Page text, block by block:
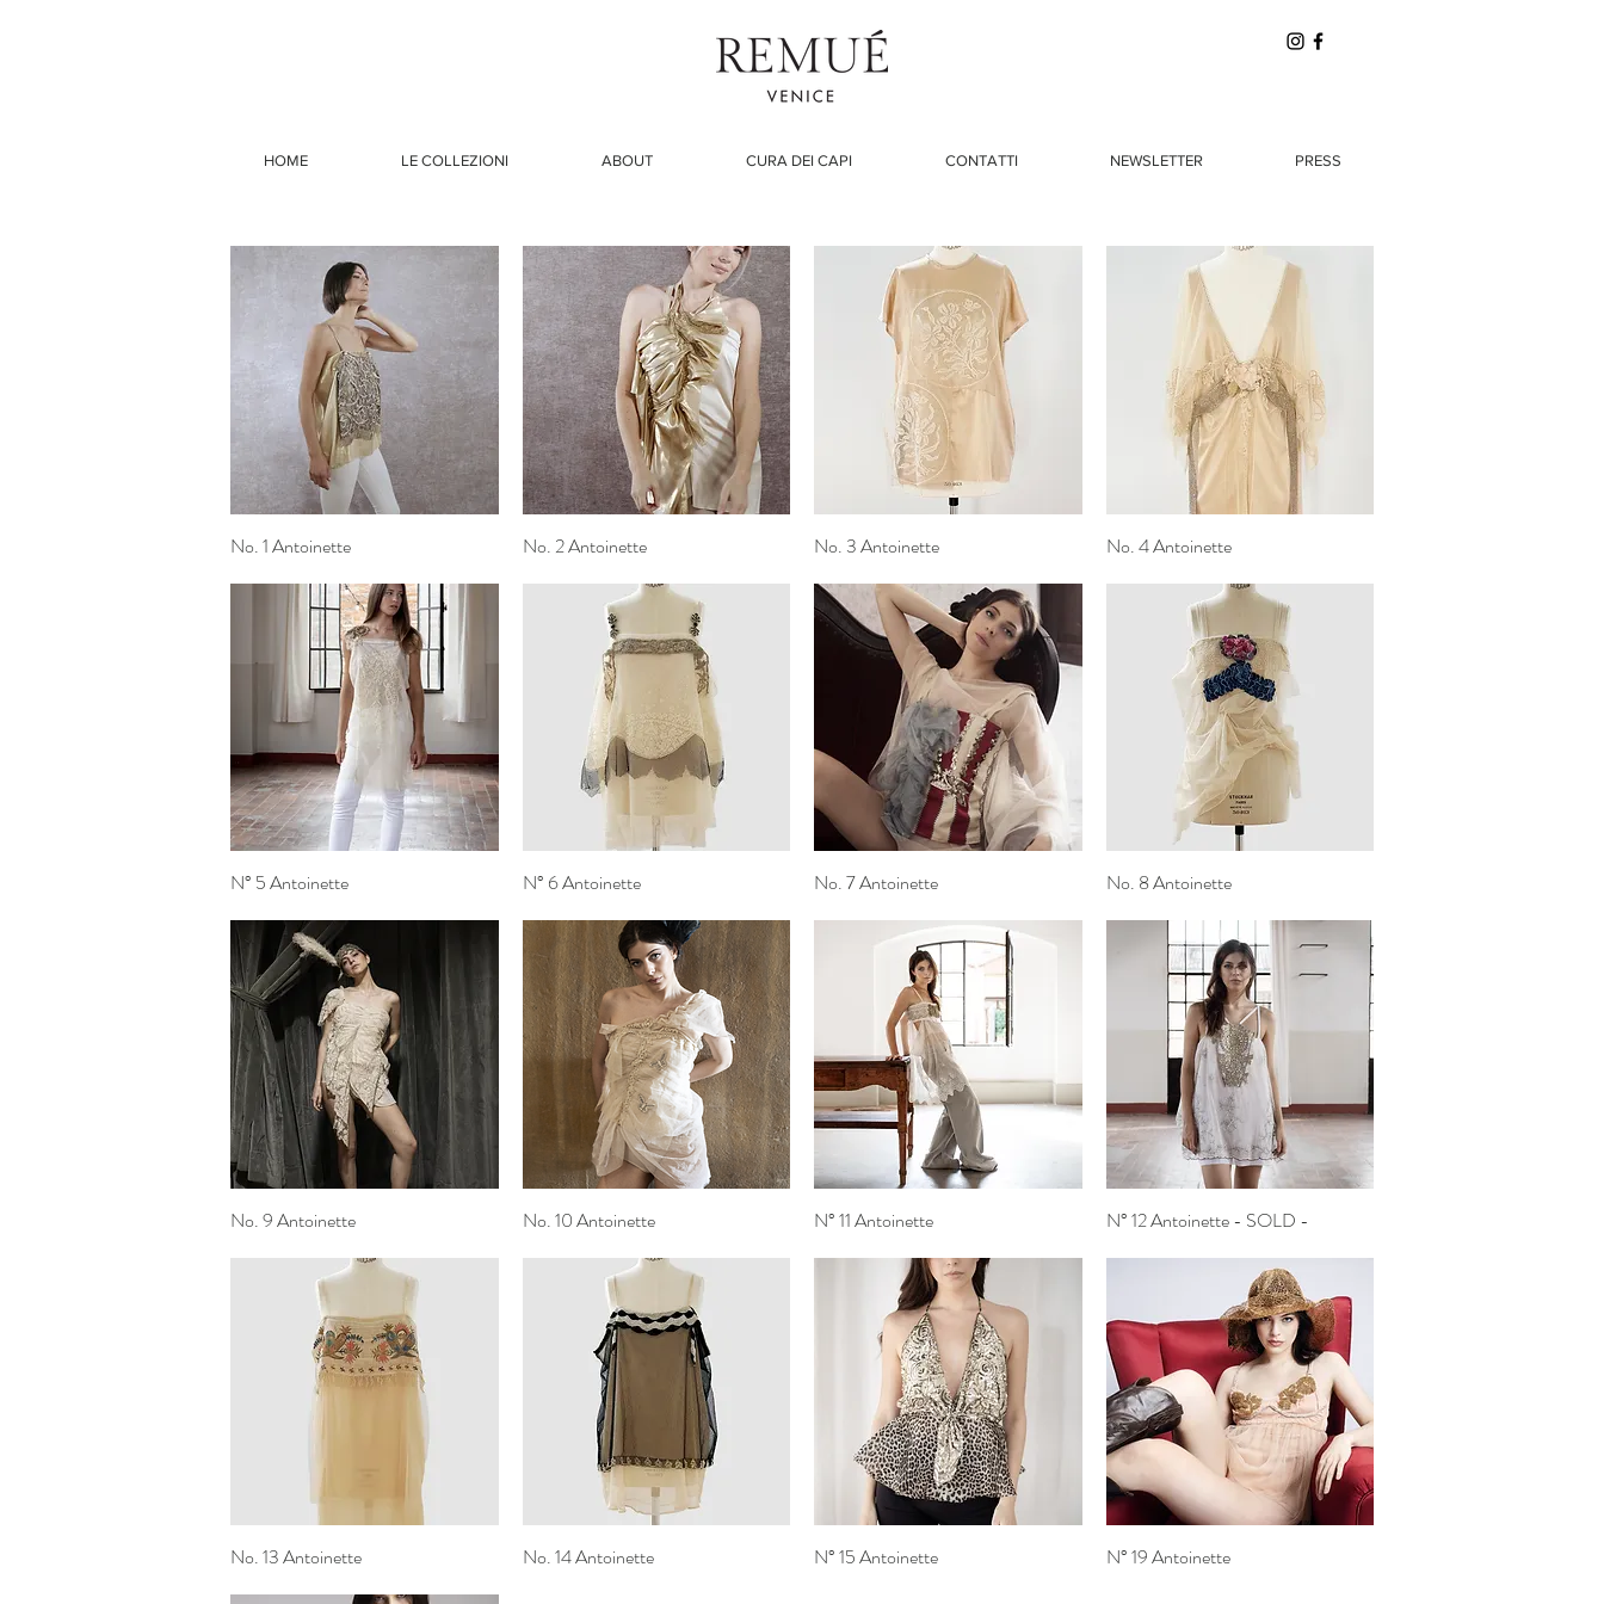
HOME LE COLLEZIONI ABOUT CURA DEI CAPI CONTATTI NEWSLETTER PRESS
Vista rapida
No. 1 Antoinette Vista rapida
No. 2 Antoinette Vista rapida
No. 3 Antoinette Vista rapida
No. 4 Antoinette
Vista rapida
N° 5 Antoinette Vista rapida
N° 6 Antoinette Vista rapida
No. 7 Antoinette Vista rapida
No. 8 Antoinette
Vista rapida
No. 9 Antoinette Vista rapida
No. 10 Antoinette Vista rapida
N° 11 Antoinette Vista rapida
N° 12 Antoinette - SOLD -
Vista rapida
No. 13 Antoinette Vista rapida
No. 14 Antoinette Vista rapida
N° 15 Antoinette Vista rapida
N° 19 Antoinette